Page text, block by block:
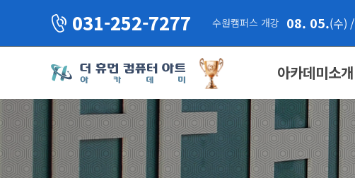
031-252-7277 수원캠퍼스 개강 08. 05.(수) /
아카데미소개